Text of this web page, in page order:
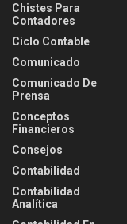
Chistes Para
Contadores
Ciclo Contable
Comunicado
Comunicado De
Prensa
Conceptos
Financieros
Consejos
Contabilidad
Contabilidad
Analítica